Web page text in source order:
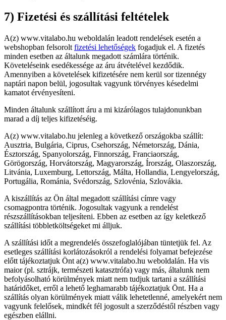
7) Fizetési és szállítási feltételek
A(z) www.vitalabo.hu weboldalán leadott rendelések esetén a
webshopban felsorolt fizetési lehetőségek fogadjuk el. A fizetés
minden esetben az általunk megadott számlára történik.
Követeléseink esedékessége az áru átvételével kezdődik.
Amennyiben a követelések kifizetésére nem kerül sor tizennégy
naptári napon belül, jogosultak vagyunk törvényes késedelmi
kamatot érvényesíteni.
Minden általunk szállított áru a mi kizárólagos tulajdonunkban
marad a díj teljes kifizetéséig.
A(z) www.vitalabo.hu jelenleg a következő országokba szállít:
Ausztria, Bulgária, Ciprus, Csehország, Németország, Dánia,
Észtország, Spanyolország, Finnország, Franciaország,
Görögország, Horvátország, Magyarország, Írország, Olaszország,
Litvánia, Luxemburg, Lettország, Málta, Hollandia, Lengyelország,
Portugália, Románia, Svédország, Szlovénia, Szlovákia.
A kiszállítás az Ön által megadott szállítási címre vagy
csomagpontra történik. Jogosultak vagyunk a rendelést
részszállításokban teljesíteni. Ebben az esetben az így keletkező
szállítási többletköltségeket mi álljuk.
A szállítási időt a megrendelés összefoglalójában tüntetjük fel. Az
esetleges szállítási korlátozásokról a rendelési folyamat befejezése
előtt tájékoztatjuk Önt a(z) www.vitalabo.hu weboldalán. Ha vis
maior (pl. sztrájk, természeti katasztrófa) vagy más, általunk nem
befolyásolható körülmények miatt nem tudjuk tartani a szállítási
határidőket, erről a lehető leghamarabb tájékoztatjuk Önt. Ha a
szállítás olyan körülmények miatt válik lehetetlenné, amelyekért nem
vagyunk felelősek, mindkét fél jogosult a szerződéstől részben vagy
egészben elállni.